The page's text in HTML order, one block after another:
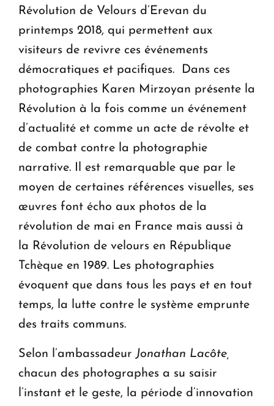
Révolution de Velours d’Erevan du
printemps 2018, qui permettent aux
visiteurs de revivre ces événements
démocratiques et pacifiques. Dans ces
photographies Karen Mirzoyan présente la
Révolution à la fois comme un événement
d’actualité et comme un acte de révolte et
de combat contre la photographie
narrative. Il est remarquable que par le
moyen de certaines références visuelles, ses
œuvres font écho aux photos de la
révolution de mai en France mais aussi à
la Révolution de velours en République
Tchèque en 1989. Les photographies
évoquent que dans tous les pays et en tout
temps, la lutte contre le système emprunte
des traits communs.
Selon l’ambassadeur Jonathan Lacôte,
chacun des photographes a su saisir
l’instant et le geste, la période d’innovation